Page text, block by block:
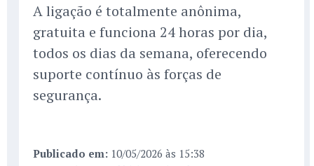
A ligação é totalmente anônima,
gratuita e funciona 24 horas por dia,
todos os dias da semana, oferecendo
suporte contínuo às forças de
segurança.
Publicado em: 10/05/2026 às 15:38